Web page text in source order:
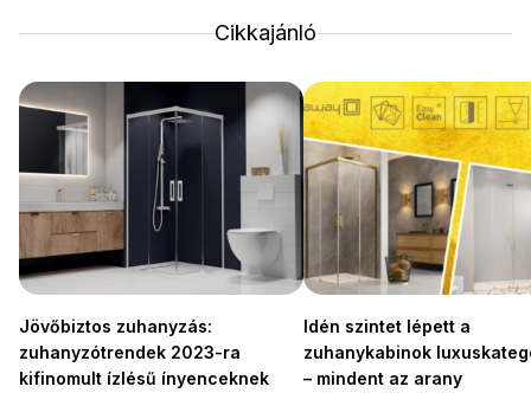
Cikkajánló
Jövőbiztos zuhanyzás:
zuhanyzótrendek 2023-ra
kifinomult ízlésű ínyenceknek
Idén szintet lépett a
zuhanykabinok
– mindent az arany